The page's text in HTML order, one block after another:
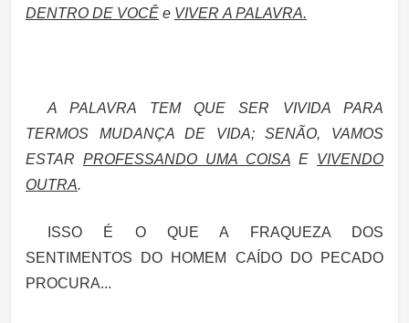
DENTRO DE VOCÊ e VIVER A PALAVRA.
A PALAVRA TEM QUE SER VIVIDA PARA
TERMOS MUDANÇA DE VIDA; SENÃO, VAMOS
ESTAR PROFESSANDO UMA COISA E VIVENDO
OUTRA.
ISSO É O QUE A FRAQUEZA DOS
SENTIMENTOS DO HOMEM CAÍDO DO PECADO
PROCURA...